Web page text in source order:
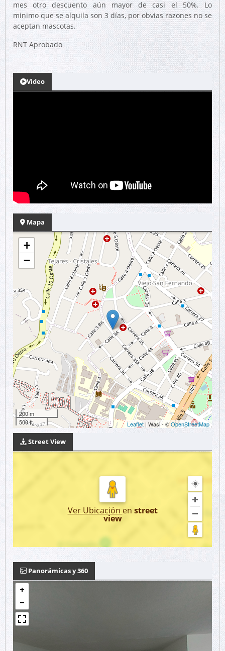
mes otro descuento aún mayor de casi el 50%. Lo
minimo que se alquila son 3 días, por obvias razones no se
aceptan mascotas.
RNT Aprobado
Video
Mapa
+
−
200 m
500 ft
Leaflet | Wasi - ©OpenStreetMap
Street View
Ver Ubicación en street
view
Panorámicas y 360